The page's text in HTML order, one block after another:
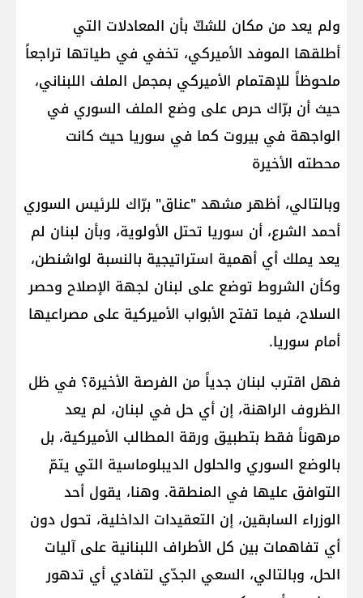
ولم يعد من مكان للشكّ بأن المعادلات التي
أطلقها الموفد الأميركي، تخفي في طياتها تراجعاً
ملحوظاً للإهتمام الأميركي بمجمل الملف اللبناني،
حيث أن برّاك حرص على وضع الملف السوري في
الواجهة في بيروت كما في سوريا حيث كانت
محطته الأخيرة
وبالتالي، أظهر مشهد "عناق" برّاك للرئيس السوري
أحمد الشرع، أن سوريا تحتل الأولوية، وبأن لبنان لم
يعد يملك أي أهمية استراتيجية بالنسبة لواشنطن،
وكأن الشروط توضع على لبنان لجهة الإصلاح وحصر
السلاح، فيما تفتح الأبواب الأميركية على مصراعيها
أمام سوريا.
فهل اقترب لبنان جدياً من الفرصة الأخيرة؟ في ظل
الظروف الراهنة، إن أي حل في لبنان، لم يعد
مرهوناً فقط بتطبيق ورقة المطالب الأميركية، بل
بالوضع السوري والحلول الديبلوماسية التي يتمّ
التوافق عليها في المنطقة. وهنا، يقول أحد
الوزراء السابقين، إن التعقيدات الداخلية، تحول دون
أي تفاهمات بين كل الأطراف اللبنانية على آليات
الحل، وبالتالي، السعي الجدّي لتفادي أي تدهور